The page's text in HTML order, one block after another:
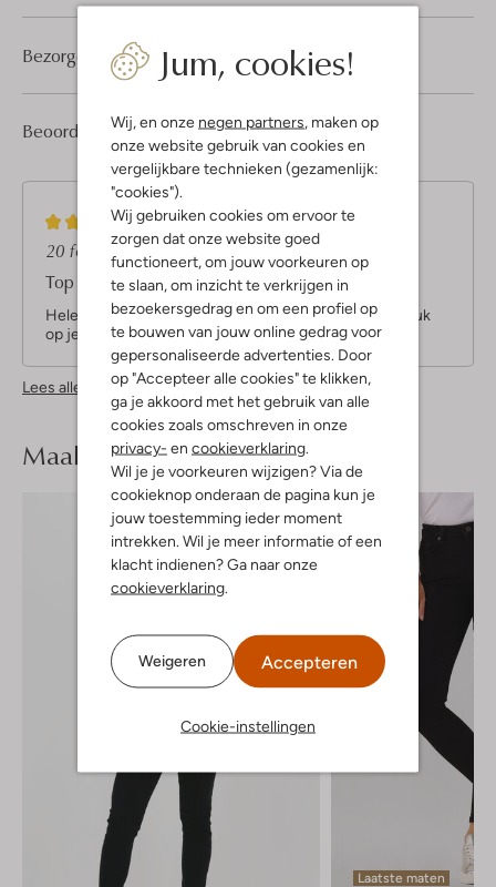
Jum, cookies!
Wij, en onze negen partners , maken op
onze website gebruik van cookies en
vergelijkbare technieken (gezamenlijk:
"cookies").
Wij gebruiken cookies om ervoor te
zorgen dat onze website goed
functioneert, om jouw voorkeuren op
te slaan, om inzicht te verkrijgen in
bezoekersgedrag en om een profiel op
te bouwen van jouw online gedrag voor
gepersonaliseerde advertenties. Door
op "Accepteer alle cookies" te klikken,
ga je akkoord met het gebruik van alle
cookies zoals omschreven in onze
privacy- en cookieverklaring
Wil je je voorkeuren wijzigen? Via de
cookieknop onderaan de pagina kun je
jouw toestemming ieder moment
intrekken. Wil je meer informatie of een
klacht indienen? Ga naar onze
cookieverklaring
Weigeren Accepteren
Cookie-instellingen
Beoordelingen (2) 5 /5
2
5
Sterren
Bezorgen & retourneren
5
t
r
r
(5)
20 februari 2022door D
Top
Hele leuke en vlotte blouse! Pasvorm is goed! Staat leuk
op jeans! Heb de blouse ook in wit!
Lees alle beoordelingen
Maak jelook compleet
Laatste maten